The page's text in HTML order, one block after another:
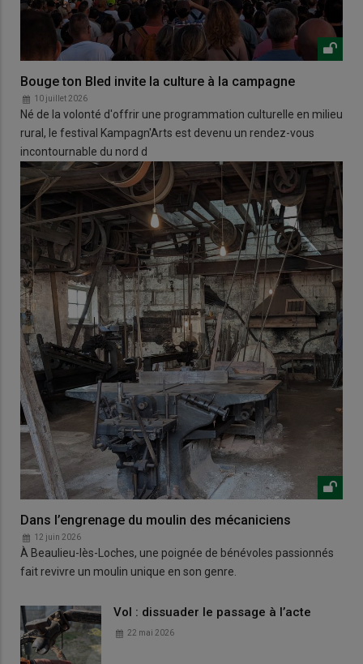
Bouge ton Bled invite la culture à la campagne
10 juillet 2026
Né de la volonté d'offrir une programmation culturelle en milieu
rural, le festival Kampagn'Arts est devenu un rendez-vous
incontournable du nord d
Dans l’engrenage du moulin des mécaniciens
12 juin 2026
À Beaulieu-lès-Loches, une poignée de bénévoles passionnés
fait revivre un moulin unique en son genre.
Vol : dissuader le passage à l’acte
22 mai 2026